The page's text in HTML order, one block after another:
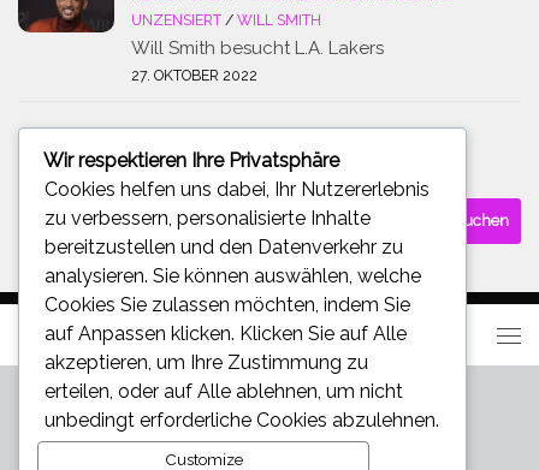
UNZENSIERT / WILL SMITH
Will Smith besucht L.A. Lakers
27. OKTOBER 2022
Suchen
nach:
Wir respektieren Ihre Privatsphäre
Cookies helfen uns dabei, Ihr Nutzererlebnis
zu verbessern, personalisierte Inhalte
bereitzustellen und den Datenverkehr zu
analysieren. Sie können auswählen, welche
Cookies Sie zulassen möchten, indem Sie
auf Anpassen klicken. Klicken Sie auf Alle
akzeptieren , um Ihre Zustimmung zu
erteilen, oder auf Alle ablehnen , um nicht
unbedingt erforderliche Cookies abzulehnen.
Customize